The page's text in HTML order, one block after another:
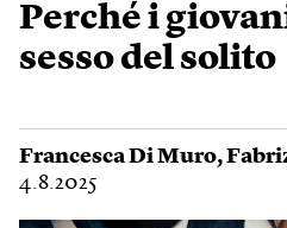
Perché i
sesso del solito
Francesca Di Muro,
4.8.2025